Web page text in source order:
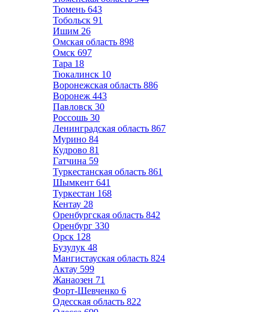
Тюмень 643
Тобольск 91
Ишим 26
Омская область 898
Омск 697
Тара 18
Тюкалинск 10
Воронежская область 886
Воронеж 443
Павловск 30
Россошь 30
Ленинградская область 867
Мурино 84
Кудрово 81
Гатчина 59
Туркестанская область 861
Шымкент 641
Туркестан 168
Кентау 28
Оренбургская область 842
Оренбург 330
Орск 128
Бузулук 48
Мангистауская область 824
Актау 599
Жанаозен 71
Форт-Шевченко 6
Одесская область 822